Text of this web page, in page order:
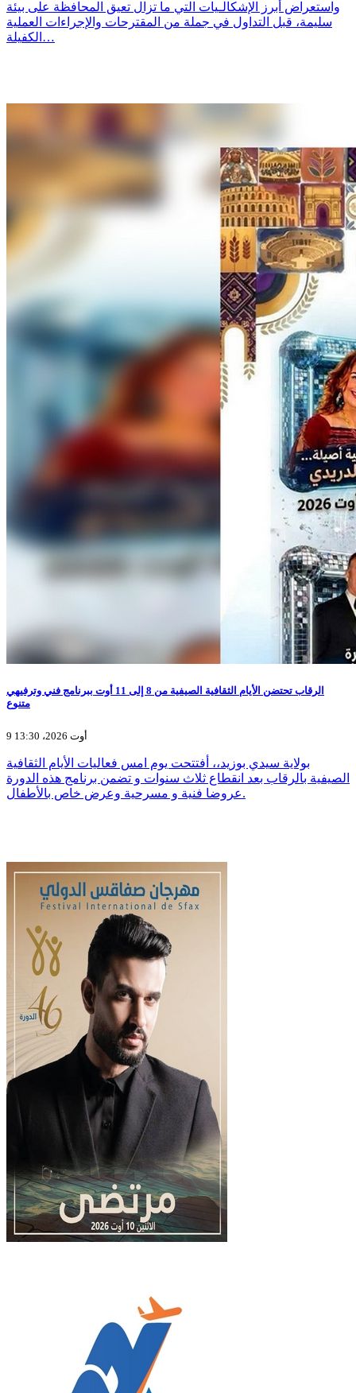
واستعراض أبرز الإشكالـيات التي ما تزال تعيق المحافظة على بيئة
سليمة، قبل التداول في جملة من المقترحات والإجراءات العملية
الكفيلة…
الرقاب تحتضن الأيام الثقافية الصيفية من 8 إلى 11 أوت ببرنامج فني وترفيهي
متنوع
9 أوت 2026، 13:30
بولاية سيدي بوزيد،، أفتتحت يوم امس فعاليات الأيام الثقافية
الصيفية بالرقاب بعد انقطاع ثلاث سنوات و تضمن برنامج هذه الدورة
عروضا فنية و مسرحية وعرض خاص بالأطفال.